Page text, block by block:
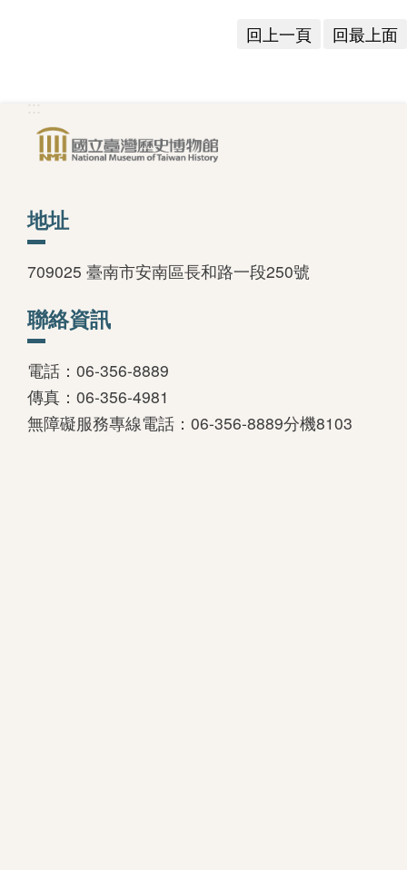
中文
日本語
Pilipino
អក្ខរក្រម
Bahasa
Melayu
ไทย
Bahasa
回上一頁 回最上面
:::
地址
709025 臺南市安南區長和路一段250號
聯絡資訊
電話：06-356-8889
傳真：06-356-4981
無障礙服務專線電話：06-356-8889分機8103